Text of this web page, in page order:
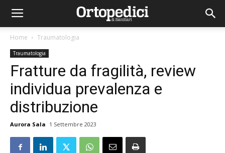
Home Traumatologia
Traumatologia
Fratture da fragilità, review
individua prevalenza e
distribuzione
Aurora Sala 1 Settembre 2023